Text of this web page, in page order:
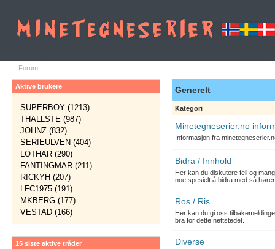
Forum
Aktive brukere
SUPERBOY (1213)
THALLSTE (987)
JOHNZ (832)
SERIEULVEN (404)
LOTHAR (290)
FANTINGMAR (211)
RICKYH (207)
LFC1975 (191)
MKBERG (177)
VESTAD (166)
15 siste aktive tråder
Generelt
Kategori
Minetegneserier.no
Informasjon fra
Bidra / Innhold
Her kan du diskutere feil og
noe spesielt å bidra med så
Ros / Ris
Her kan du gi oss
bra for dette nettstedet.
Diverse